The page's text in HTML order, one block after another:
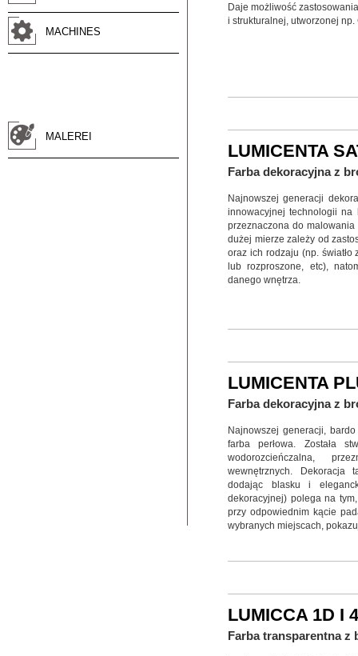
MACHINES
MALEREI
Daje możliwość
i strukturalnej, utworzonej
LUMICENTA
Farba dekoracyjna z
Najnowszej generacji
innowacyjnej technologii na
przeznaczona do
dużej mierze zależy od
oraz ich rodzaju (np. światło
lub rozproszone, etc),
danego wnętrza.
LUMICENTA
Farba dekoracyjna z
Najnowszej generacji,
farba perłowa. Została
wodorozcieńczalna,
wewnętrznych. Dekoracja
dodając blasku i
dekoracyjnej) polega na
przy odpowiednim kącie
wybranych miejscach,
LUMICCA 1D I
Farba transparentna z